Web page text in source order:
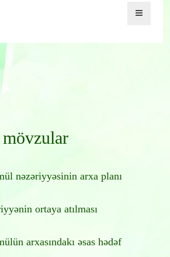
nəzəriyyəsinin arxa planı
ortaya atılması
arxasındakı əsas hədəf